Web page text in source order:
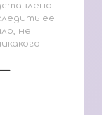
ее
не